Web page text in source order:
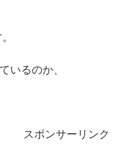
いるのか、
スポンサーリンク